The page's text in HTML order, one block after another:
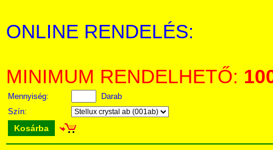
ONLINE RENDELÉS:
MINIMUM RENDELHETŐ:
Mennyiség:
Darab
Szín:
Kosárba